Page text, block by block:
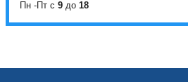
Пн -Пт с 9 до 18